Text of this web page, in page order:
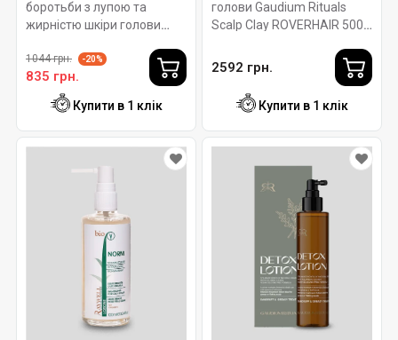
боротьби з лупою та
жирністю шкіри голови
ROVERHAIR Ph 4-5. 250мл
1044 грн. -20%
835 грн.
Купити в 1 клік
голови Gaudium Rituals
Scalp Clay ROVERHAIR 500
2592 грн.
Купити в 1 клік